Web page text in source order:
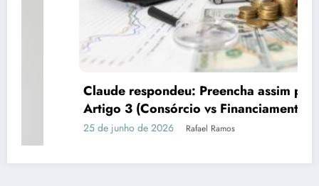
Claude respondeu: Preencha assim para o
Artigo 3 (Consórcio vs Financiamento)
25 de junho de 2026 Rafael Ramos